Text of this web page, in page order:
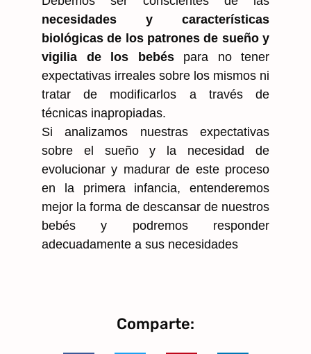
necesidades y características
biológicas de los patrones de sueño y
vigilia de los bebéspara no tener
expectativas irreales sobre los mismos ni
tratar de modificarlos a través de
técnicas inapropiadas.
Si analizamos nuestras expectativas
sobre el sueño y la necesidad de
evolucionar y madurar de este proceso
en la primera infancia, entenderemos
mejor la forma de descansar de nuestros
bebés y podremos responder
adecuadamente a sus necesidades
Comparte: